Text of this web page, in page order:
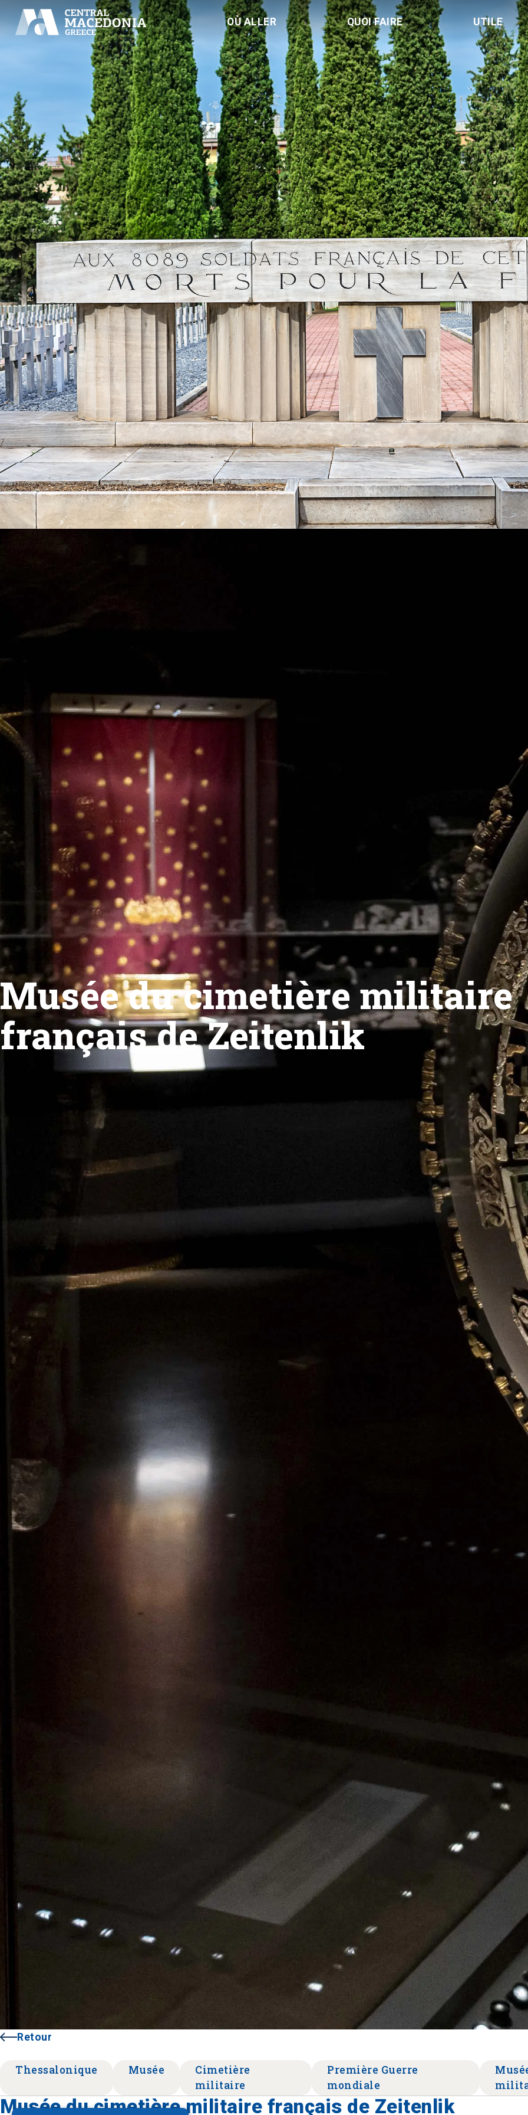
OÙ ALLER QUOI FAIRE UTILE
Musée du cimetière militaire
français de Zeitenlik
Retour
Thessalonique Musée
Cimetière
militaire
Première Guerre
mondiale
Musée du cimetière militaire français de Zeitenlik